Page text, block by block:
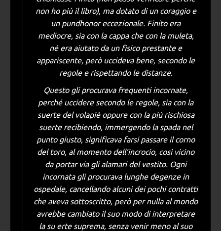
non ho più il libro), ma dotato di un coraggio e
un pundhonor eccezionale. Finito era
mediocre, sia con la cappa che con la muleta,
né era aiutato da un fisico prestante e
appariscente, però uccideva bene, secondo le
regole e rispettando le distanze.
Questo gli procurava frequenti incornate,
perché uccidere secondo le regole, sia con la
suerte del volapiè oppure con la più rischiosa
suerte recibiendo, immergendo la spada nel
punto giusto, significava farsi passare il corno
del toro, al momento dell’incrocio, così vicino
da portar via gli alamari del vestito. Ogni
incornata gli procurava lunghe degenze in
ospedale, cancellando alcuni dei pochi contratti
che aveva sottoscritto, però per nulla al mondo
avrebbe cambiato il suo modo di interpretare
la su erte suprema, senza venir meno al suo